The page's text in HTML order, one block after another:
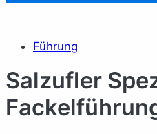
Führung
Salzufler